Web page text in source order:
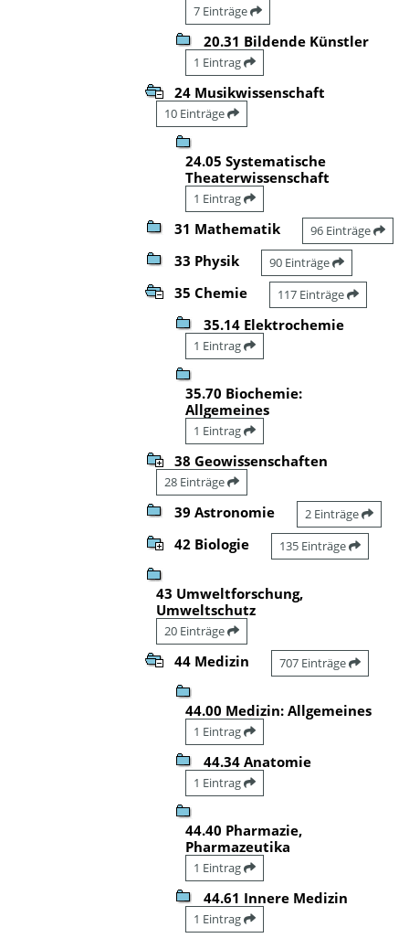
7 Einträge
20.31 Bildende Künstler
1 Eintrag
24 Musikwissenschaft
10 Einträge
24.05 Systematische
Theaterwissenschaft
1 Eintrag
31 Mathematik 96 Einträge
33 Physik 90 Einträge
35 Chemie 117 Einträge
35.14 Elektrochemie
1 Eintrag
35.70 Biochemie:
Allgemeines
1 Eintrag
38 Geowissenschaften
28 Einträge
39 Astronomie 2 Einträge
42 Biologie 135 Einträge
43 Umweltforschung,
Umweltschutz
20 Einträge
44 Medizin 707 Einträge
44.00 Medizin: Allgemeines
1 Eintrag
44.34 Anatomie
1 Eintrag
44.40 Pharmazie,
Pharmazeutika
1 Eintrag
44.61 Innere Medizin
1 Eintrag